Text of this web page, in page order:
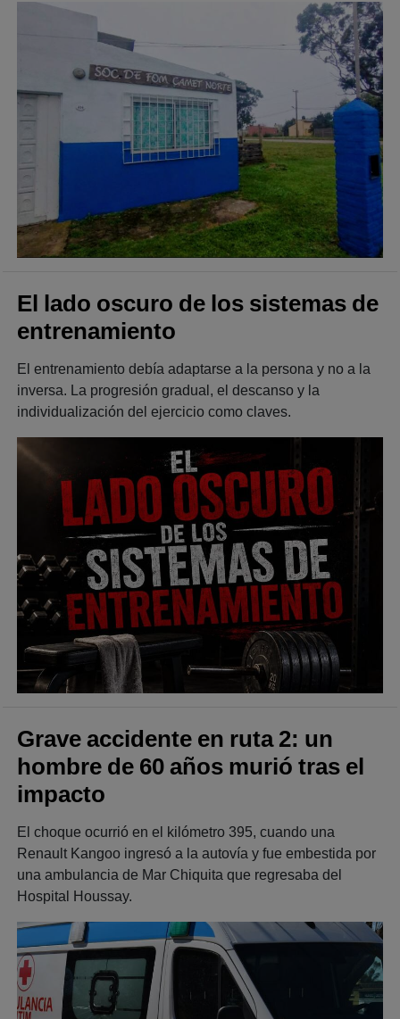
El lado oscuro de los sistemas de
entrenamiento
El entrenamiento debía adaptarse a la persona y no a la
inversa. La progresión gradual, el descanso y la
individualización del ejercicio como claves.
Grave accidente en ruta 2: un
hombre de 60 años murió tras el
impacto
El choque ocurrió en el kilómetro 395, cuando una
Renault Kangoo ingresó a la autovía y fue embestida por
una ambulancia de Mar Chiquita que regresaba del
Hospital Houssay.